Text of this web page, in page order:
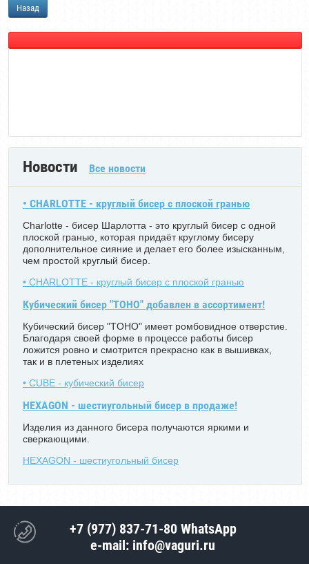
Назад
Новости Все новости
• CHARLOTTE - круглый бисер с плоской гранью
Charlotte - бисер Шарлотта - это круглый бисер с одной
плоской гранью, которая придаёт круглому бисеру
дополнительное сияние и делает его более изысканным,
чем простой круглый бисер.
• CHARLOTTE - круглый бисер с плоской гранью
Кубический бисер "TOHO" добавлен в ассортимент!
Кубический бисер "TOHO" имеет ромбовидное отверстие.
Благодаря своей форме в процессе работы бисер
ложится ровно и смотрится прекрасно как в вышивках,
так и в плетеных изделиях
• CUBE - кубический бисер
HEXAGON - шестиугольный бисер в продаже!
Изделия из данного бисера получаются яркими и
сверкающими.
HEXAGON - шестиугольный бисер
+7 (977) 837-71-80 WhatsApp
e-mail: info@vaguri.ru